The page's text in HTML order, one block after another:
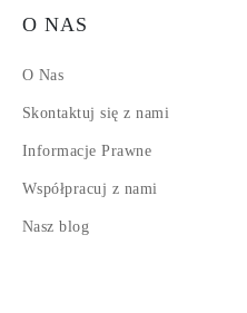
O NAS
O Nas
Skontaktuj się z nami
Informacje Prawne
Współpracuj z nami
Nasz blog